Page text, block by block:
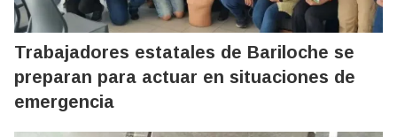
Trabajadores estatales de Bariloche se
preparan para actuar en situaciones de
emergencia